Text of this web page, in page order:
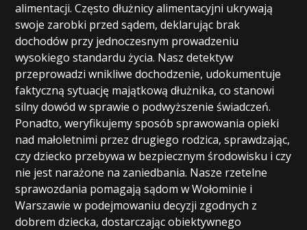
alimentacji. Często dłużnicy alimentacyjni ukrywają
swoje zarobki przed sądem, deklarując brak
dochodów przy jednoczesnym prowadzeniu
wysokiego standardu życia. Nasz detektyw
przeprowadzi wnikliwe dochodzenie, udokumentuje
faktyczną sytuację majątkową dłużnika, co stanowi
silny dowód w sprawie o podwyższenie świadczeń.
Ponadto, weryfikujemy sposób sprawowania opieki
nad małoletnimi przez drugiego rodzica, sprawdzając,
czy dziecko przebywa w bezpiecznym środowisku i czy
nie jest narażone na zaniedbania. Nasze rzetelne
sprawozdania pomagają sądom w Wołominie i
Warszawie w podejmowaniu decyzji zgodnych z
dobrem dziecka, dostarczając obiektywnego